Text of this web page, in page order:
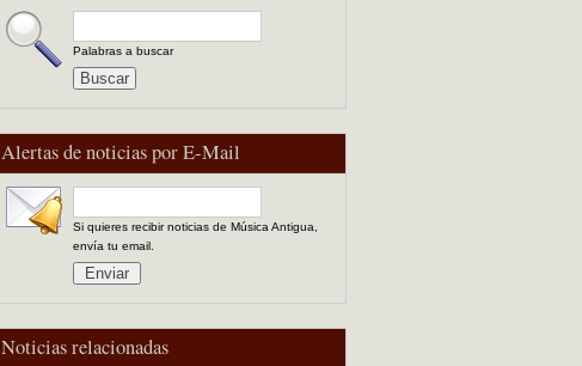
Palabras a buscar
Alertas de noticias por E-Mail
Si quieres recibir noticias de Música Antigua,
envía tu email.
Noticias relacionadas